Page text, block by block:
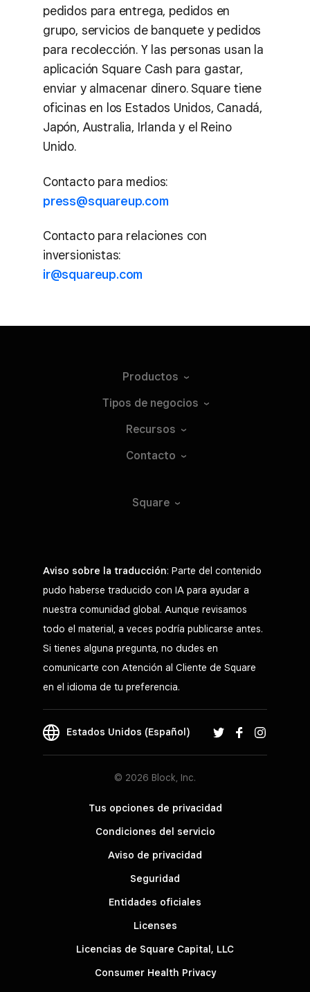
pedidos para entrega, pedidos en
grupo, servicios de banquete y pedidos
para recolección. Y las personas usan la
aplicación Square Cash para gastar,
enviar y almacenar dinero. Square tiene
oficinas en los Estados Unidos, Canadá,
Japón, Australia, Irlanda y el Reino
Unido.
Contacto para medios:
press@squareup.com
Contacto para relaciones con
inversionistas:
ir@squareup.com
Productos
Tipos de negocios
Recursos
Contacto
Square
Aviso sobre la traducción: Parte del contenido
pudo haberse traducido con IA para ayudar a
nuestra comunidad global. Aunque revisamos
todo el material, a veces podría publicarse antes.
Si tienes alguna pregunta, no dudes en
comunicarte con Atención al Cliente de Square
en el idioma de tu preferencia.
Estados Unidos (Español)
© 2026 Block, Inc.
Tus opciones de privacidad
Condiciones del servicio
Aviso de privacidad
Seguridad
Entidades oficiales
Licenses
Licencias de Square Capital, LLC
Consumer Health Privacy